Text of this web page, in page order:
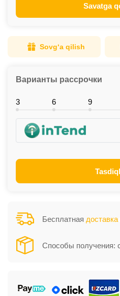
Savatga
Sovg‘a qilish
Варианты рассрочки
3 6 9
Бесплатная доставка
Способы получения: